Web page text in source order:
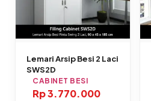
Lemari Arsip Besi 2 Laci
SWS2D
CABINET BESI
Rp3.770.000